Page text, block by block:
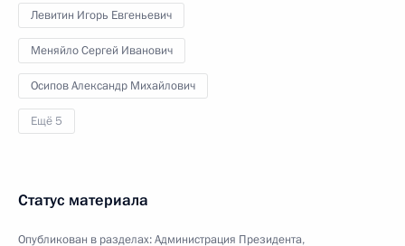
Левитин Игорь Евгеньевич
Меняйло Сергей Иванович
Осипов Александр Михайлович
Ещё 5
Статус материала
Опубликован в разделах:Администрация Президента,